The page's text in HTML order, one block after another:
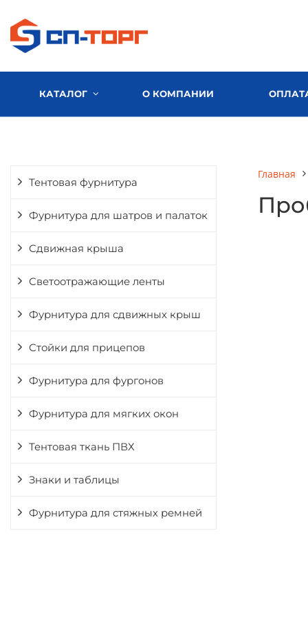
КАТАЛОГ О КОМПАНИИ
Тентовая фурнитура
Фурнитура для шатров и палаток
Сдвижная крыша
Светоотражающие ленты
Фурнитура для сдвижных крыш
Стойки для прицепов
Фурнитура для фургонов
Фурнитура для мягких окон
Тентовая ткань ПВХ
Знаки и таблицы
Фурнитура для стяжных ремней
Главная